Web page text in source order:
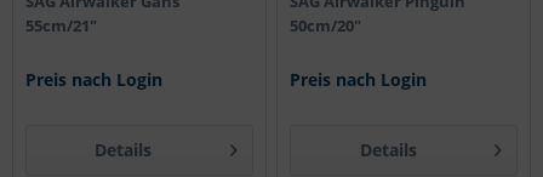
55cm/21"
Preis nach Login
Details
50cm/20"
Preis nach Login
Details